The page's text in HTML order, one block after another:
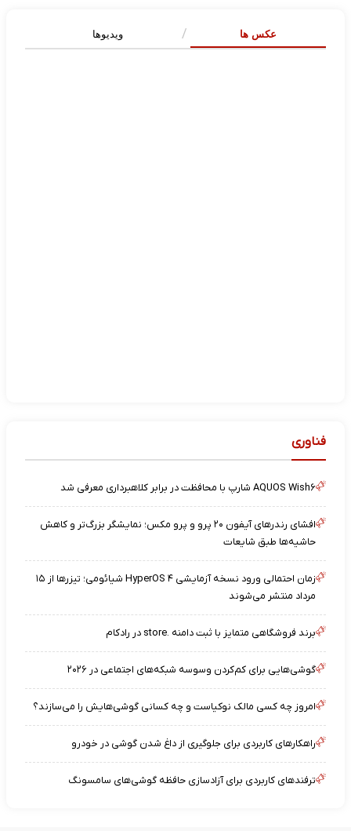
عکس ها ویدیوها
فناوری
AQUOS Wish۶ شارپ با محافظت در برابر کلاهبرداری معرفی شد
افشای رندرهای آیفون ۲۰ پرو و پرو مکس؛ نمایشگر بزرگ‌تر و کاهش
حاشیه‌ها طبق شایعات
زمان احتمالی ورود نسخه آزمایشی HyperOS ۴ شیائومی؛ تیزرها از ۱۵
مرداد منتشر می‌شوند
برند فروشگاهی متمایز با ثبت دامنه .store در رادکام
گوشی‌هایی برای کم‌کردن وسوسه شبکه‌های اجتماعی در ۲۰۲۶
امروز چه کسی مالک نوکیاست و چه کسانی گوشی‌هایش را می‌سازند؟
راهکارهای کاربردی برای جلوگیری از داغ شدن گوشی در خودرو
ترفندهای کاربردی برای آزادسازی حافظه گوشی‌های سامسونگ